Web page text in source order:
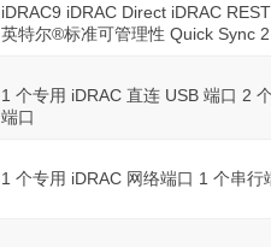
iDRAC9 iDRAC Direct iDRAC
英特尔®标准可管理性 Quick Sync
1 个专用 iDRAC 直连 USB 端口 2
端口
1 个专用 iDRAC 网络端口 1 个串